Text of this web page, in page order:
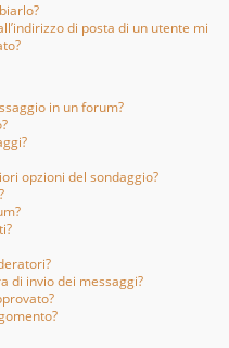
di posta di un utente mi
in un forum?
opzioni del sondaggio?
di invio dei messaggi?